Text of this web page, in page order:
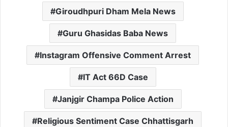
Giroudhpuri Dham Mela News
Guru Ghasidas Baba News
Instagram Offensive Comment Arrest
IT Act 66D Case
Janjgir Champa Police Action
Religious Sentiment Case Chhattisgarh